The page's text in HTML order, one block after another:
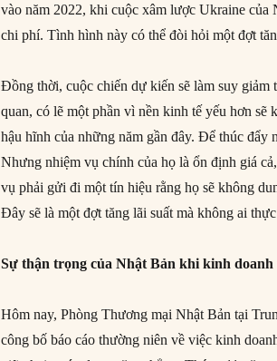
vào năm 2022, khi cuộc xâm lược Ukraine của
chi phí. Tình hình này có thể đòi hỏi một đợt
Đồng thời, cuộc chiến dự kiến sẽ làm suy
quan, có lẽ một phần vì nền kinh tế yếu hơn
hậu hĩnh của những năm gần đây. Để thúc đẩy
Nhưng nhiệm vụ chính của họ là ổn định giá
vụ phải gửi đi một tín hiệu rằng họ sẽ không
Đây sẽ là một đợt tăng lãi suất mà không ai
Sự thận trọng của Nhật Bản khi kinh
Hôm nay, Phòng Thương mại Nhật Bản tại
công bố báo cáo thường niên về việc kinh